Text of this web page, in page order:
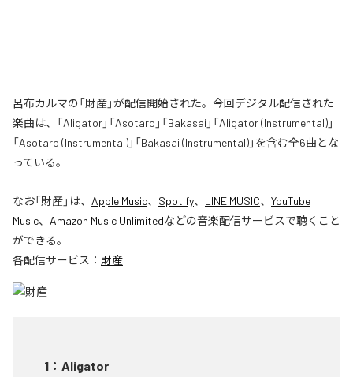
呂布カルマの「財産」が配信開始された。今回デジタル配信された
楽曲は、「Aligator」「Asotaro」「Bakasai」「Aligator (Instrumental)」
「Asotaro (Instrumental)」「Bakasai (Instrumental)」を含む全6曲とな
っている。
なお「財産」は、 Apple Music、 Spotify、 LINE MUSIC、 YouTube
Music、 Amazon Music Unlimitedなどの音楽配信サービスで聴くこと
ができる。
各配信サービス： 財産
1 ： Aligator